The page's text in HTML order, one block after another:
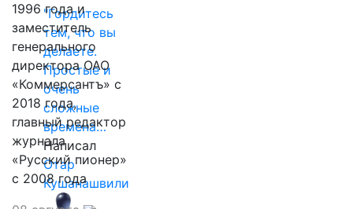
"Гордитесь
тем, что вы
делаете.
Простые и
очень
сложные
времена…
Написал
Отар
Кушанашвили
1996 года и
заместитель
генерального
директора ОАО
«Коммерсантъ» с
2018 года,
главный редактор
журнала
«Русский пионер»
с 2008 года